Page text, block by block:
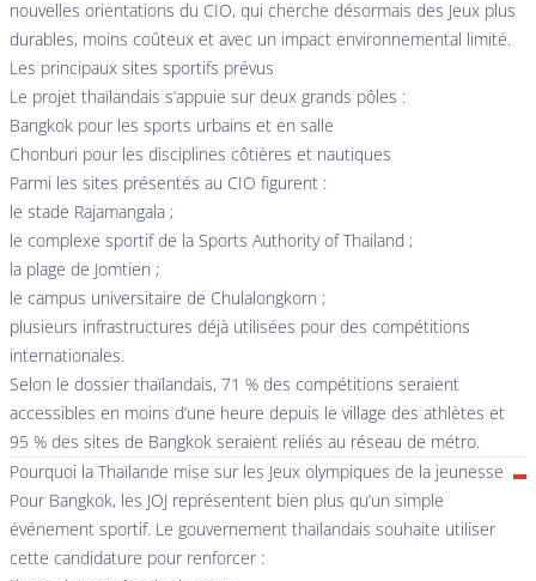
nouvelles orientations du CIO, qui cherche désormais des Jeux plus
durables, moins coûteux et avec un impact environnemental limité.
Les principaux sites sportifs prévus
Le projet thaïlandais s’appuie sur deux grands pôles :
Bangkok pour les sports urbains et en salle
Chonburi pour les disciplines côtières et nautiques
Parmi les sites présentés au CIO figurent :
le stade Rajamangala ;
le complexe sportif de la Sports Authority of Thailand ;
la plage de Jomtien ;
le campus universitaire de Chulalongkorn ;
plusieurs infrastructures déjà utilisées pour des compétitions
internationales.
Selon le dossier thaïlandais, 71 % des compétitions seraient
accessibles en moins d’une heure depuis le village des athlètes et
95 % des sites de Bangkok seraient reliés au réseau de métro.
Pourquoi la Thaïlande mise sur les Jeux olympiques de la jeunesse
Pour Bangkok, les JOJ représentent bien plus qu’un simple
événement sportif. Le gouvernement thaïlandais souhaite utiliser
cette candidature pour renforcer :